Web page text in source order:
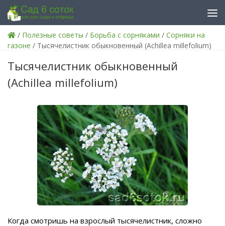
Skip to content
/ Полезные советы / Борьба с сорняками / Сорняки на
газоне / Тысячелистник обыкновенный (Achillea millefolium)
Тысячелистник обыкновенный
(Achillea millefolium)
Когда смотришь на взрослый тысячелистник, сложно